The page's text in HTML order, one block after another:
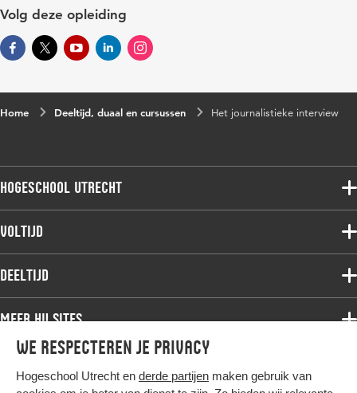
We respecteren je privacy
Hogeschool Utrecht en derde partijen maken gebruik van
Volg deze opleiding
Home Deeltijd, duaal en cursussen Het journalistieke interview
Hogeschool Utrecht
Voltijdopleidingen
Deeltijdopleidingen
Onderzoek
Werken bij de HU
Contact
Voltijd
Associate degree
Bachelor
Master
Studiekeuze voltijd
Deeltijd
Associate degree
Bachelor
Meer HU sites
HU International
HU Bibliotheek
Hier komt alles samen